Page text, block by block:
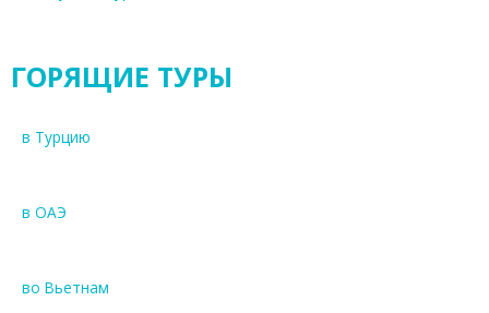
ГОРЯЩИЕ ТУРЫ
в Турцию
в ОАЭ
во Вьетнам